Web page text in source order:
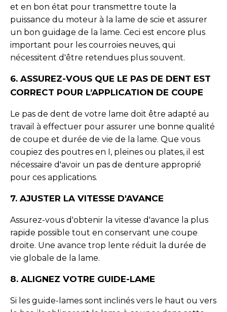
et en bon état pour transmettre toute la
puissance du moteur à la lame de scie et assurer
un bon guidage de la lame. Ceci est encore plus
important pour les courroies neuves, qui
nécessitent d'être retendues plus souvent.
6. ASSUREZ-VOUS QUE LE PAS DE DENT EST
CORRECT POUR L’APPLICATION DE COUPE
Le pas de dent de votre lame doit être adapté au
travail à effectuer pour assurer une bonne qualité
de coupe et durée de vie de la lame. Que vous
coupiez des poutres en I, pleines ou plates, il est
nécessaire d'avoir un pas de denture approprié
pour ces applications.
7. AJUSTER LA VITESSE D'AVANCE
Assurez-vous d'obtenir la vitesse d'avance la plus
rapide possible tout en conservant une coupe
droite. Une avance trop lente réduit la durée de
vie globale de la lame.
8. ALIGNEZ VOTRE GUIDE-LAME
Si les guide-lames sont inclinés vers le haut ou vers